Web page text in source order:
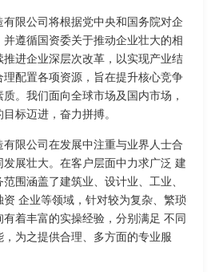
限公司将根据党中央和国务院对企
遵循国资委关于推动企业壮大的相
进企业深层次改革，以实现产业结
配置各项资源，旨在提升核心竞争
。我们面向全球市场及国内市场，
标迈进，奋力拼搏。
限公司在发展中注重与业界人士合
展壮大。在客户层面中力求广泛 建
围涵盖了建筑业、设计业、工业、
企业等领域，针对较为复杂、繁琐
着丰富的实操经验，分别满足 不同
为之提供合理、多方面的专业服